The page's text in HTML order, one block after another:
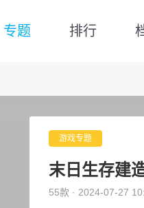
专题 排行
游戏专题
末日生存建
55款 · 2024-07-27